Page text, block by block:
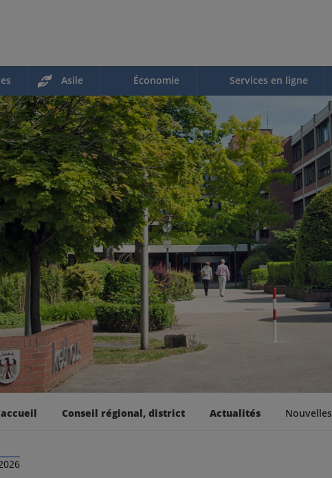
Asile Économie Services en ligne
Conseil régional, district Actualités Nouvelles